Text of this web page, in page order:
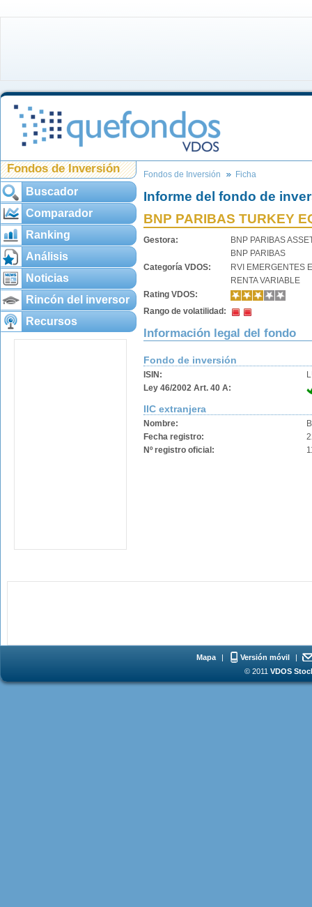
Fondos de Inversión
Buscador
Comparador
Ranking
Análisis
Noticias
Rincón del inversor
Recursos
Fondos de Inversión Ficha
Informe del fondo de
BNP PARIBAS TURKEY
Gestora:
BNP PARIBAS
BNP PARIBAS
Categoría VDOS:
RVI EMERGENTES
RENTA VARIABLE
Rating VDOS:
Rango de volatilidad:
Información legal del fondo
Fondo de inversión
ISIN:
Ley 46/2002 Art. 40 A:
IIC extranjera
Nombre:
Fecha registro:
Nº registro oficial:
Mapa | Versión móvil
|
© 2011 VDOS